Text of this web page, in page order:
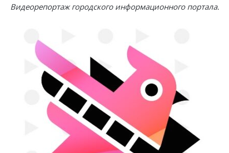
Видеорепортаж городского информационного портала.